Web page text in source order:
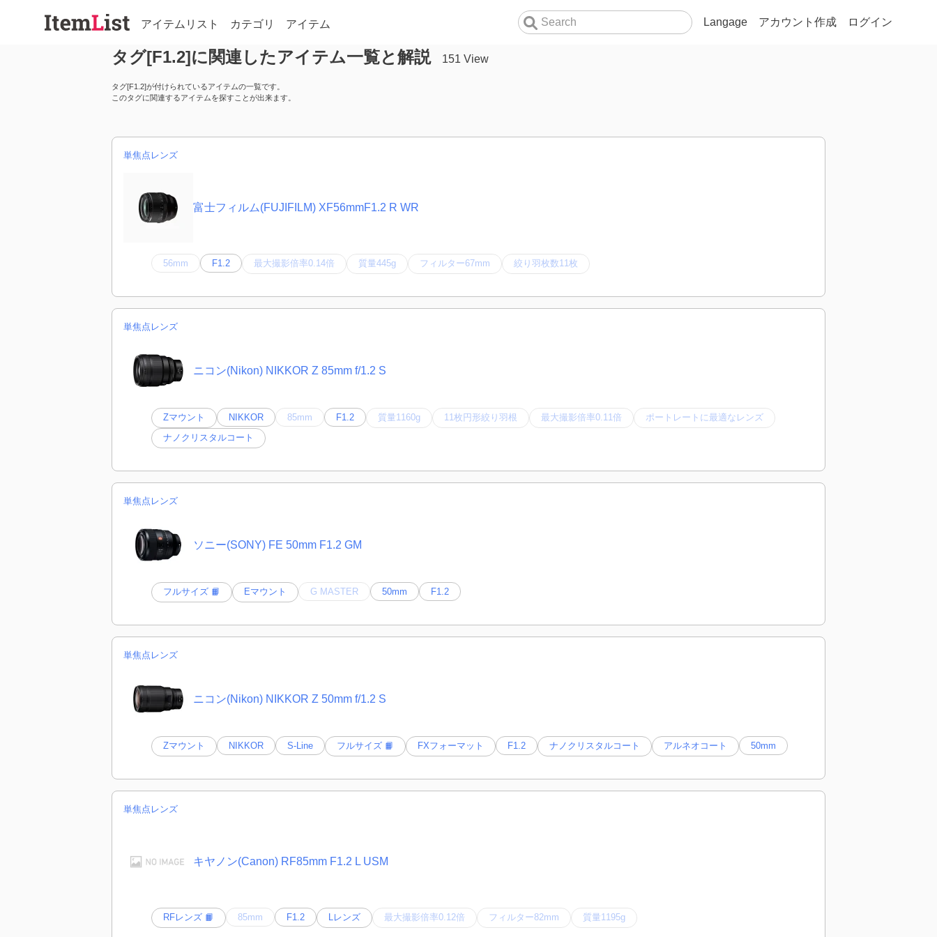
アイテムリスト カテゴリ アイテム Langage アカウント作成 ログイン
タグ[F1.2]に関連したアイテム一覧と解説 151 View
タグ[F1.2]が付けられているアイテムの一覧です。
このタグに関連するアイテムを探すことが出来ます。
単焦点レンズ
富士フィルム(FUJIFILM) XF56mmF1.2 R WR
56mm F1.2 最大撮影倍率0.14倍 質量445g フィルター67mm 絞り羽枚数11枚
単焦点レンズ
ニコン(Nikon) NIKKOR Z 85mm f/1.2 S
Zマウント NIKKOR 85mm F1.2 質量1160g 11枚円形絞り羽根 最大撮影倍率0.11倍
ポートレートに最適なレンズ
ナノクリスタルコート
単焦点レンズ
ソニー(SONY) FE 50mm F1.2 GM
フルサイズ 📙 Eマウント G MASTER 50mm F1.2
単焦点レンズ
ニコン(Nikon) NIKKOR Z 50mm f/1.2 S
Zマウント NIKKOR S-Line フルサイズ 📙 FXフォーマット F1.2 ナノクリスタルコート アルネオコート 50mm
単焦点レンズ
キヤノン(Canon) RF85mm F1.2 L USM
RFレンズ 📙 85mm F1.2 Lレンズ 最大撮影倍率0.12倍 フィルター82mm 質量1195g